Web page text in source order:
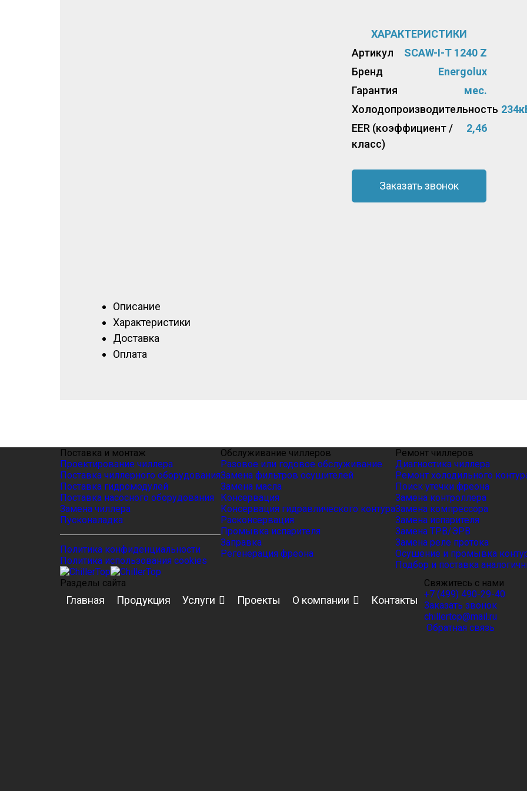
ХАРАКТЕРИСТИКИ
Артикул
SCAW-I-T 1240 Z
Бренд
Energolux
Гарантия
мес.
Холодопроизводительность
EER (коэффициент /
класс)
2,46
Заказать звонок
Описание
Характеристики
Доставка
Оплата
Поставка и монтаж
Проектирование чиллера
Поставка чиллерного оборудования
Поставка гидромодулей
Поставка насосного оборудования
Замена чиллера
Пусконаладка
Политика конфиденциальности
Политика использования cookies
Обслуживание чиллеров
Разовое или годовое обслуживание
Замена фильтров осушителей
Замена масла
Консервация
Консервация гидравлического контура
Расконсервация
Промывка испарителя
Заправка
Регенерация фреона
Ремонт чиллеров
Диагностика чиллера
Ремонт холодильного
Поиск утечки фреона
Замена контроллера
Замена компрессора
Замена испарителя
Замена ТРВ/ЭРВ
Замена реле протока
Осушение и промывка
Подбор и поставка
Разделы сайта
Главная Продукция Услуги Проекты О компании Контакты
Свяжитесь с нами
+7 (499) 490-29-40
Заказать звонок
chillertop@mail.ru
Обратная связь